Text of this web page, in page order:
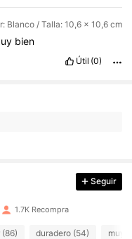
Blanco / Talla: 10,6 x 10,6 cm
bien
Útil (0)
Seguir
1.7K Recompra
duradero (54) muy